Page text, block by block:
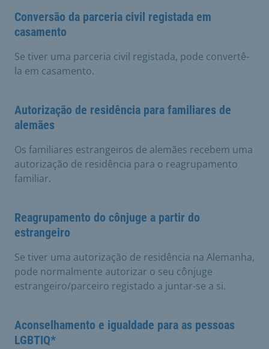
Conversão da parceria civil registada em
casamento
Se tiver uma parceria civil registada, pode convertê-
la em casamento.
Autorização de residência para familiares de
alemães
Os familiares estrangeiros de alemães recebem uma
autorização de residência para o reagrupamento
familiar.
Reagrupamento do cônjuge a partir do
estrangeiro
Se tiver uma autorização de residência na Alemanha,
pode normalmente autorizar o seu cônjuge
estrangeiro/parceiro registado a juntar-se a si.
Aconselhamento e igualdade para as pessoas
LGBTIQ*